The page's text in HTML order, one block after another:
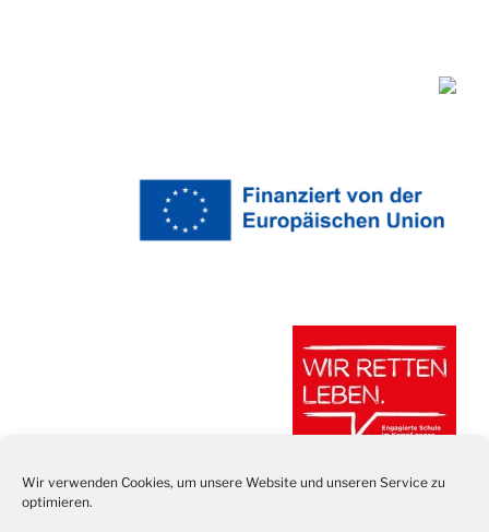
Wir verwenden Cookies, um unsere Website und unseren Service zu
optimieren.